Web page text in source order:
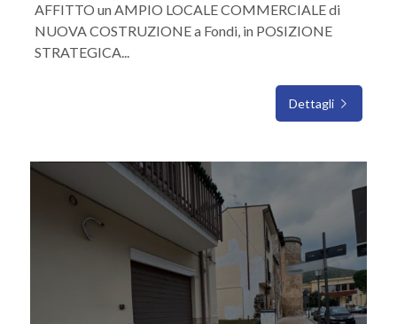
AFFITTO un AMPIO LOCALE COMMERCIALE di
NUOVA COSTRUZIONE a Fondi, in POSIZIONE
STRATEGICA...
Dettagli